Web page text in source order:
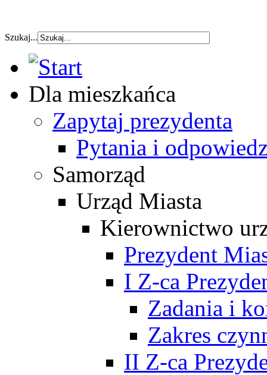
szybka pozyczka
Szukaj...
Dla mieszkańca
Zapytaj prezydenta
Pytania i
Samorząd
Urząd Miasta
Kierownictwo
Prezydent
I Z-ca
Zadania i
Zakres
II Z-ca